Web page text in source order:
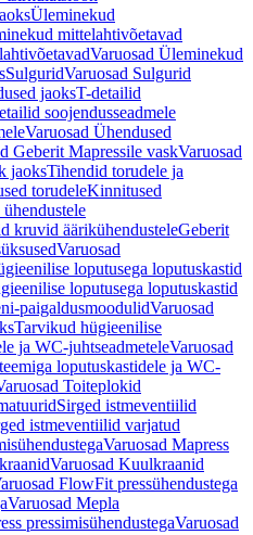
Üleminekud
mittelahtivõetavad
Varuosad Üleminekud
SulguridVaruosad Sulgurid
jaoksT-detailid
soojendusseadmele
Varuosad Ühendused
Geberit Mapressile vaskVaruosad
jaoksTihendid torudele ja
torudeleKinnitused
kruvid äärikühendusteleGeberit
Varuosad
loputusega loputuskastid
loputusega loputuskastid
paigaldusmoodulidVaruosad
Tarvikud hügieenilise
ja WC-juhtseadmeteleVaruosad
loputuskastidele ja WC-
Toiteplokid
Sirged istmeventiilid
istmeventiilid varjatud
Varuosad Mapress
Varuosad Kuulkraanid
FlowFit pressühendustega
Varuosad Mepla
pressimisühendustegaVaruosad